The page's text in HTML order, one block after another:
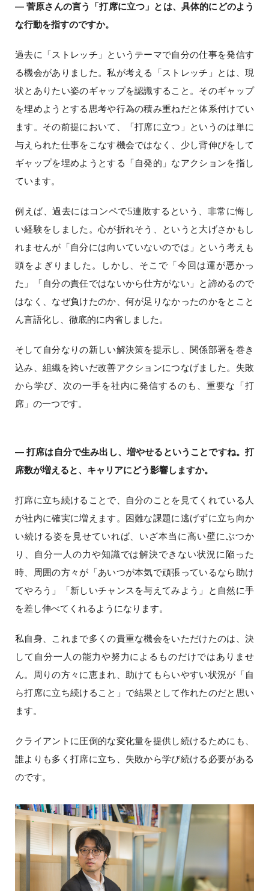
― 菅原さんの言う「打席に立つ」とは、具体的にどのよう
な行動を指すのですか。
過去に「ストレッチ」というテーマで自分の仕事を発信す
る機会がありました。私が考える「ストレッチ」とは、現
状とありたい姿のギャップを認識すること。そのギャップ
を埋めようとする思考や行為の積み重ねだと体系付けてい
ます。その前提において、「打席に立つ」というのは単に
与えられた仕事をこなす機会ではなく、少し背伸びをして
ギャップを埋めようとする「自発的」なアクションを指し
ています。
例えば、過去にはコンペで5連敗するという、非常に悔し
い経験をしました。心が折れそう、というと大げさかもし
れませんが「自分には向いていないのでは」という考えも
頭をよぎりました。しかし、そこで「今回は運が悪かっ
た」「自分の責任ではないから仕方がない」と諦めるので
はなく、なぜ負けたのか、何が足りなかったのかをとこと
ん言語化し、徹底的に内省しました。
そして自分なりの新しい解決策を提示し、関係部署を巻き
込み、組織を跨いだ改善アクションにつなげました。失敗
から学び、次の一手を社内に発信するのも、重要な「打
席」の一つです。
― 打席は自分で生み出し、増やせるということですね。打
席数が増えると、キャリアにどう影響しますか。
打席に立ち続けることで、自分のことを見てくれている人
が社内に確実に増えます。困難な課題に逃げずに立ち向か
い続ける姿を見せていれば、いざ本当に高い壁にぶつか
り、自分一人の力や知識では解決できない状況に陥った
時、周囲の方々が「あいつが本気で頑張っているなら助け
てやろう」「新しいチャンスを与えてみよう」と自然に手
を差し伸べてくれるようになります。
私自身、これまで多くの貴重な機会をいただけたのは、決
して自分一人の能力や努力によるものだけではありませ
ん。周りの方々に恵まれ、助けてもらいやすい状況が「自
ら打席に立ち続けること」で結果として作れたのだと思い
ます。
クライアントに圧倒的な変化量を提供し続けるためにも、
誰よりも多く打席に立ち、失敗から学び続ける必要がある
のです。